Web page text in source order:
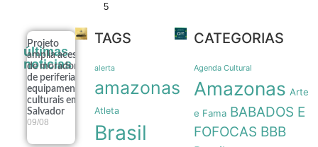
5
últimas
noticias
Projeto
amplia acesso
de moradores
de periferia a
equipamentos
culturais em
Salvador
09/08
TAGS
alerta
amazonas
Atleta
Brasil
CATEGORIAS
Agenda Cultural
Amazonas Arte
e Fama BABADOS E
FOFOCAS BBB